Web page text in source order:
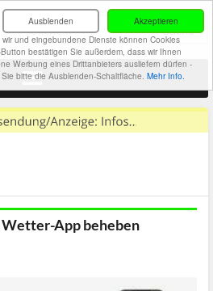
Akzeptieren
Ausblenden
und eingebundene Dienste können Cookies
bestätigen Sie außerdem, dass wir Ihnen
Werbung eines Drittanbieters ausliefern dürfen -
bitte die Ausblenden-Schaltfläche. Mehr Info.
Wetter-App beheben